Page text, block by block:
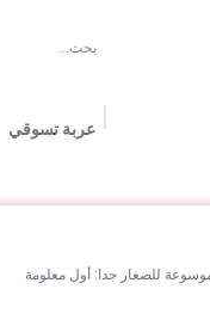
عربة تسوقي
للصغار جدا: أول معلومة